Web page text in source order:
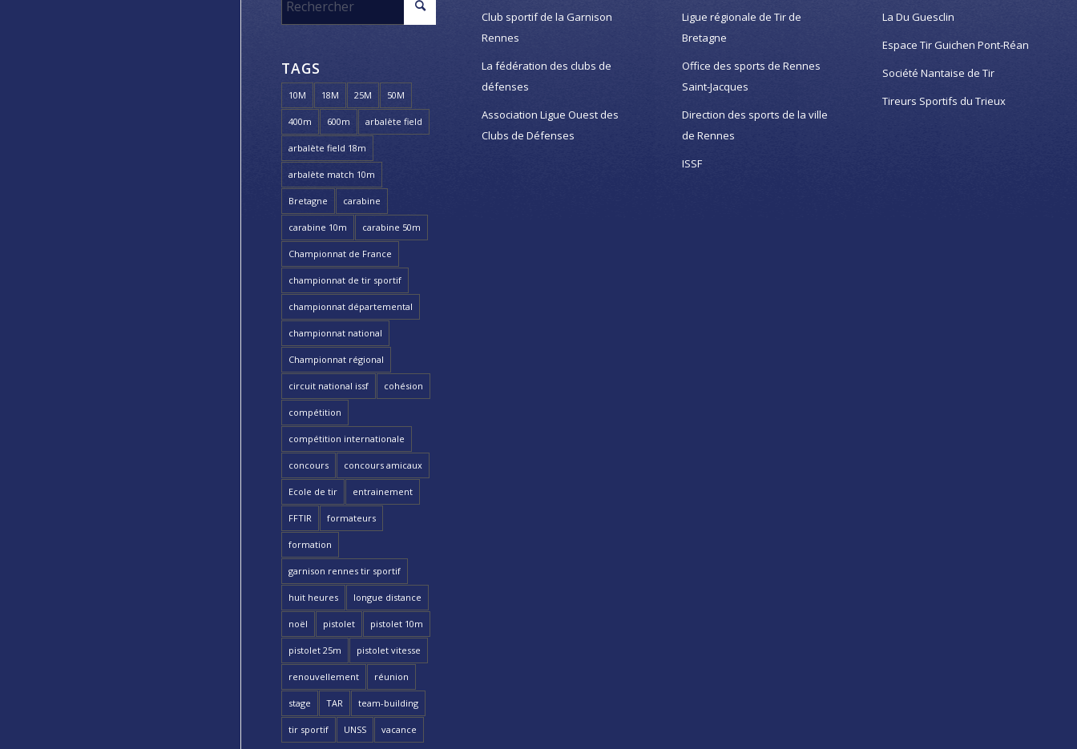
TAGS
10M 18M 25M 50M
400m 600m arbalète field
arbalète field 18m
arbalète match 10m
Bretagne carabine
carabine 10m carabine 50m
Championnat de France
championnat de tir sportif
championnat départemental
championnat national
Championnat régional
circuit national issf cohésion
compétition
compétition internationale
concours concours amicaux
Ecole de tir entrainement
FFTIR formateurs
formation
garnison rennes tir sportif
huit heures longue distance
noël pistolet pistolet 10m
pistolet 25m pistolet vitesse
renouvellement réunion
stage TAR team-building
tir sportif UNSS vacance
Club sportif de la Garnison
Rennes
La fédération des clubs de
défenses
Association Ligue Ouest des
Clubs de Défenses
Ligue régionale de Tir de
Bretagne
Office des sports de Rennes
Saint-Jacques
Direction des sports de la ville
de Rennes
ISSF
La Du Guesclin
Espace Tir Guichen Pont-Réan
Société Nantaise de Tir
Tireurs Sportifs du Trieux